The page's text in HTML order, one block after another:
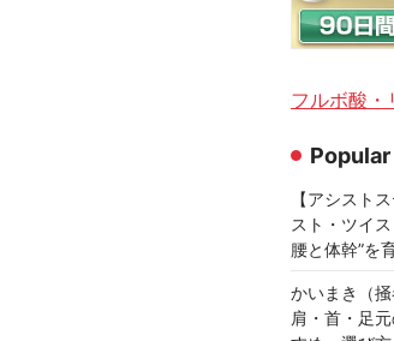
フルボ酸・
【アシスト
スト・ツイ
腰と体幹”を
かいまき（
肩・首・足